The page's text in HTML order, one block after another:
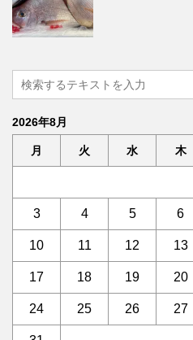
2026年8月
月 火 水 木
3 4 5 6
10 11 12 13
17 18 19 20
24 25 26 27